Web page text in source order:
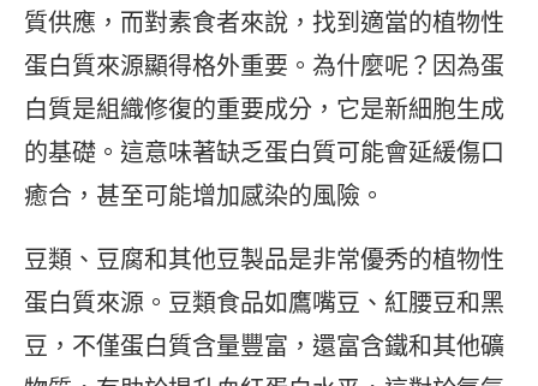
質供應，而對素食者來說，找到適當的植物性
蛋白質來源顯得格外重要。為什麼呢？因為蛋
白質是組織修復的重要成分，它是新細胞生成
的基礎。這意味著缺乏蛋白質可能會延緩傷口
癒合，甚至可能增加感染的風險。
豆類、豆腐和其他豆製品是非常優秀的植物性
蛋白質來源。豆類食品如鷹嘴豆、紅腰豆和黑
豆，不僅蛋白質含量豐富，還富含鐵和其他礦